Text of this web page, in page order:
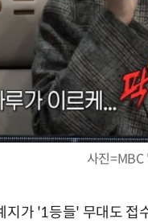
사진
지가 '1등들' 무대도 접